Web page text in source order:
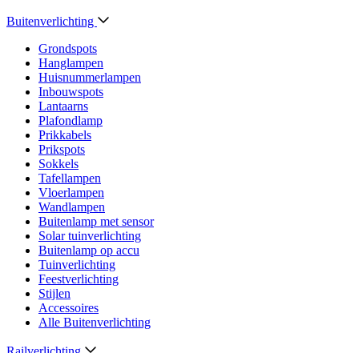
Buitenverlichting
Grondspots
Hanglampen
Huisnummerlampen
Inbouwspots
Lantaarns
Plafondlamp
Prikkabels
Prikspots
Sokkels
Tafellampen
Vloerlampen
Wandlampen
Buitenlamp met sensor
Solar tuinverlichting
Buitenlamp op accu
Tuinverlichting
Feestverlichting
Stijlen
Accessoires
Alle Buitenverlichting